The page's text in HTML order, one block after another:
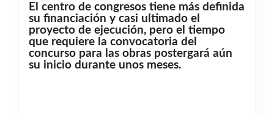
El centro de congresos tiene más definida
su financiación y casi ultimado el
proyecto de ejecución, pero el tiempo
que requiere la convocatoria del
concurso para las obras postergará aún
su inicio durante unos meses.